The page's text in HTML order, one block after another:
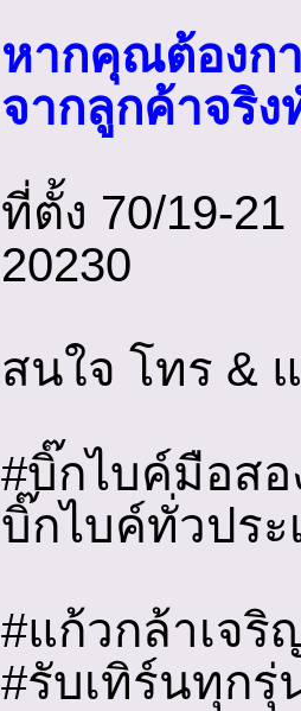
หากคุณต้องก
จากลูกค้าจริง
ที่ตั้ง 70/19-
20230
สนใจ โทร &
#บิ๊กไบค์มือส
บิ๊กไบค์ทั่วประ
#แก้วกล้าเจ
#รับเทิร์นทุกรุ่